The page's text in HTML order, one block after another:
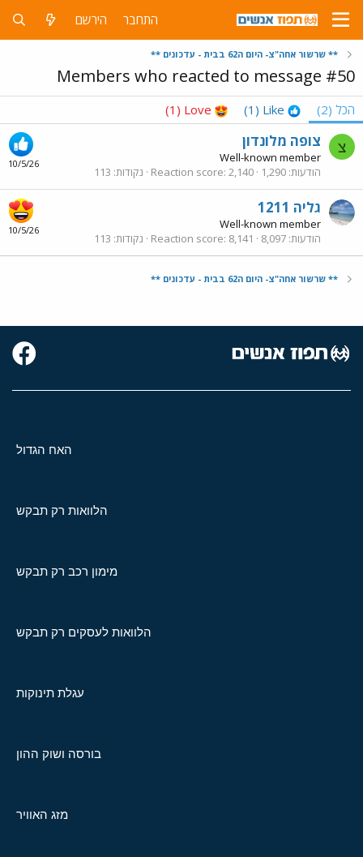
התחבר הירשם
** שרשור אחה"צ- היום ה62 בבית - עדכונים **
Members who reacted to message #50
הכל (2)
Like
(1)
Love
(1)
צ
10/5/26
צופה מלונדון
Well-known member
הודעות 1,290
Reaction score 2,140 נקודות 113
10/5/26
גליה 1211
Well-known member
הודעות 8,097
Reaction score 8,141 נקודות 113
** שרשור אחה"צ- היום ה62 בבית - עדכונים **
האח הגדול
הלוואות רק תבקש
מימון רכב רק תבקש
הלוואות לעסקים רק תבקש
עגלת תינוקות
בורסה ושוק ההון
מזג האוויר